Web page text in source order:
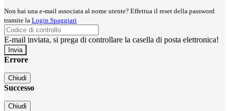
Non hai una e-mail associata al nome utente? Effettua il reset della password
tramite la Login Spaggiari
E-mail inviata, si prega di controllare la casella di posta elettronica!
Errore
Chiudi
Successo
Chiudi